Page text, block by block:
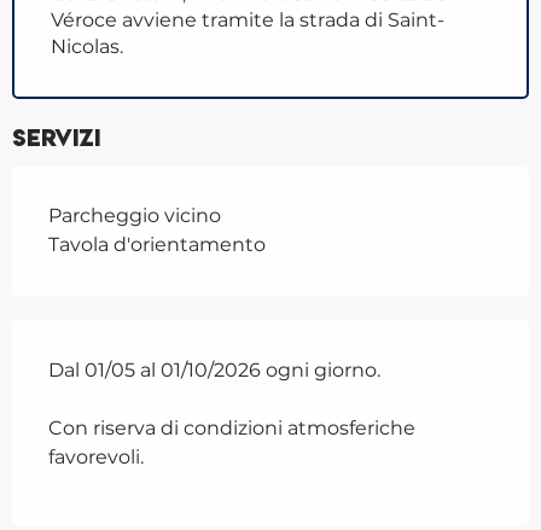
Véroce avviene tramite la strada di Saint-
Nicolas.
Servizi
Parcheggio vicino
Tavola d'orientamento
Dal 01/05 al 01/10/2026 ogni giorno.
Con riserva di condizioni atmosferiche
favorevoli.